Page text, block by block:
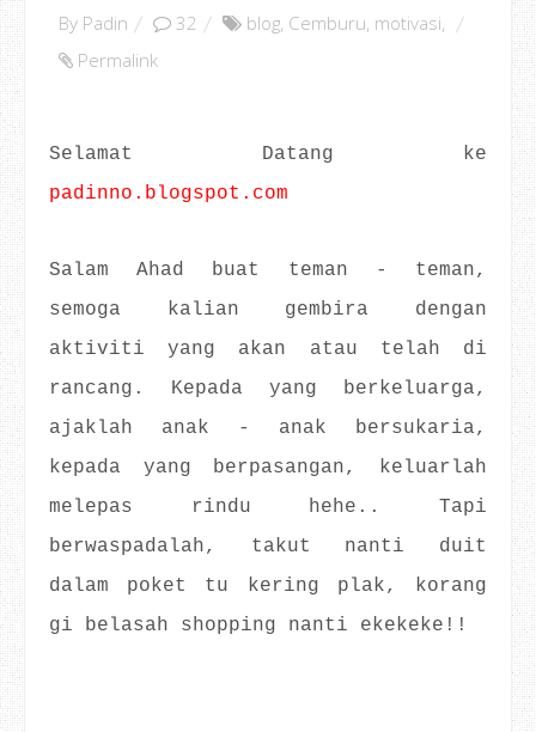
By Padin 32 blog, Cemburu, motivasi,
Permalink
Selamat Datang ke
padinno.blogspot.com
Salam Ahad buat teman - teman,
semoga kalian gembira dengan
aktiviti yang akan atau telah di
rancang. Kepada yang berkeluarga,
ajaklah anak - anak bersukaria,
kepada yang berpasangan, keluarlah
melepas rindu hehe.. Tapi
berwaspadalah, takut nanti duit
dalam poket tu kering plak, korang
gi belasah shopping nanti ekekeke!!